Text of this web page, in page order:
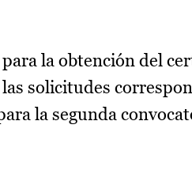
la obtención del
solicitudes
la segunda